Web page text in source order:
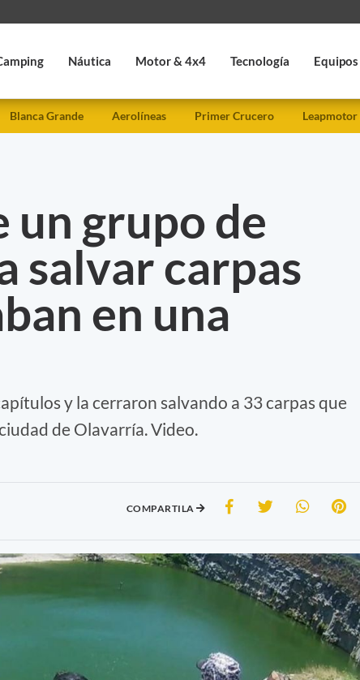
Náutica Motor & 4x4 Tecnología Equipos
Blanca Grande Aerolíneas Primer Crucero
un grupo de
salvar carpas
en una
y la cerraron salvando a 33 carpas que
de Olavarría. Video.
COMPARTILA